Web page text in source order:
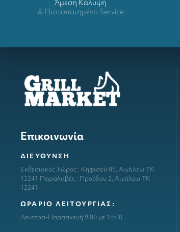
Άμεση Κάλυψη
& Πιστοποιημένο Service
Επικοινωνία
ΔΙΕΥΘΥΝΣΗ
Εκθεσιακός Χώρος : Κηφισού 85, Αιγάλεω ΤΚ
12241 Παραλαβές : Προόδου 2, Αιγάλεω ΤΚ
12241
ΩΡΑΡΙΟ ΛΕΙΤΟΥΡΓΙΑΣ:
Δευτέρα-Παρασκευή 9:00 με 18:00